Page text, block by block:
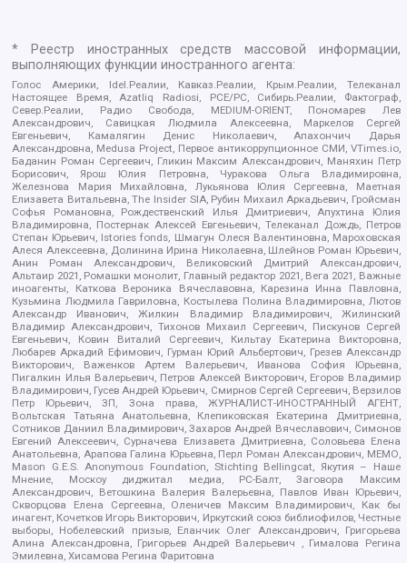
* Реестр иностранных средств массовой информации,
выполняющих функции иностранного агента:
Голос Америки, Idel.Реалии, Кавказ.Реалии, Крым.Реалии, Телеканал
Настоящее Время, Azatliq Radiosi, PCE/PC, Сибирь.Реалии, Фактограф,
Север.Реалии, Радио Свобода, MEDIUM-ORIENT, Пономарев Лев
Александрович, Савицкая Людмила Алексеевна, Маркелов Сергей
Евгеньевич, Камалягин Денис Николаевич, Апахончич Дарья
Александровна, Medusa Project, Первое антикоррупционное СМИ, VTimes.io,
Баданин Роман Сергеевич, Гликин Максим Александрович, Маняхин Петр
Борисович, Ярош Юлия Петровна, Чуракова Ольга Владимировна,
Железнова Мария Михайловна, Лукьянова Юлия Сергеевна, Маетная
Елизавета Витальевна, The Insider SIA, Рубин Михаил Аркадьевич, Гройсман
Софья Романовна, Рождественский Илья Дмитриевич, Апухтина Юлия
Владимировна, Постернак Алексей Евгеньевич, Телеканал Дождь, Петров
Степан Юрьевич, Istories fonds, Шмагун Олеся Валентиновна, Мароховская
Алеся Алексеевна, Долинина Ирина Николаевна, Шлейнов Роман Юрьевич,
Анин Роман Александрович, Великовский Дмитрий Александрович,
Альтаир 2021, Ромашки монолит, Главный редактор 2021, Вега 2021, Важные
иноагенты, Каткова Вероника Вячеславовна, Карезина Инна Павловна,
Кузьмина Людмила Гавриловна, Костылева Полина Владимировна, Лютов
Александр Иванович, Жилкин Владимир Владимирович, Жилинский
Владимир Александрович, Тихонов Михаил Сергеевич, Пискунов Сергей
Евгеньевич, Ковин Виталий Сергеевич, Кильтау Екатерина Викторовна,
Любарев Аркадий Ефимович, Гурман Юрий Альбертович, Грезев Александр
Викторович, Важенков Артем Валерьевич, Иванова София Юрьевна,
Пигалкин Илья Валерьевич, Петров Алексей Викторович, Егоров Владимир
Владимирович, Гусев Андрей Юрьевич, Смирнов Сергей Сергеевич, Верзилов
Петр Юрьевич, ЗП, Зона права, ЖУРНАЛИСТ-ИНОСТРАННЫЙ АГЕНТ,
Вольтская Татьяна Анатольевна, Клепиковская Екатерина Дмитриевна,
Сотников Даниил Владимирович, Захаров Андрей Вячеславович, Симонов
Евгений Алексеевич, Сурначева Елизавета Дмитриевна, Соловьева Елена
Анатольевна, Арапова Галина Юрьевна, Перл Роман Александрович, МЕМО,
Mason G.E.S. Anonymous Foundation, Stichting Bellingcat, Якутия – Наше
Мнение, Москоу диджитал медиа, РС-Балт, Заговора Максим
Александрович, Ветошкина Валерия Валерьевна, Павлов Иван Юрьевич,
Скворцова Елена Сергеевна, Оленичев Максим Владимирович, Как бы
инагент, Кочетков Игорь Викторович, Иркутский союз библиофилов, Честные
выборы, Нобелевский призыв, Еланчик Олег Александрович, Григорьева
Алина Александровна, Григорьев Андрей Валерьевич , Гималова Регина
Эмилевна, Хисамова Регина Фаритовна